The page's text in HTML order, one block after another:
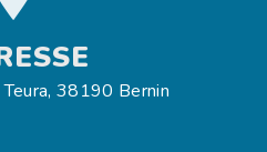
38190 Bernin